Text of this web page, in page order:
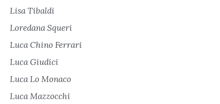
Lisa Tibaldi
Loredana Squeri
Luca Chino Ferrari
Luca Giudici
Luca Lo Monaco
Luca Mazzocchi